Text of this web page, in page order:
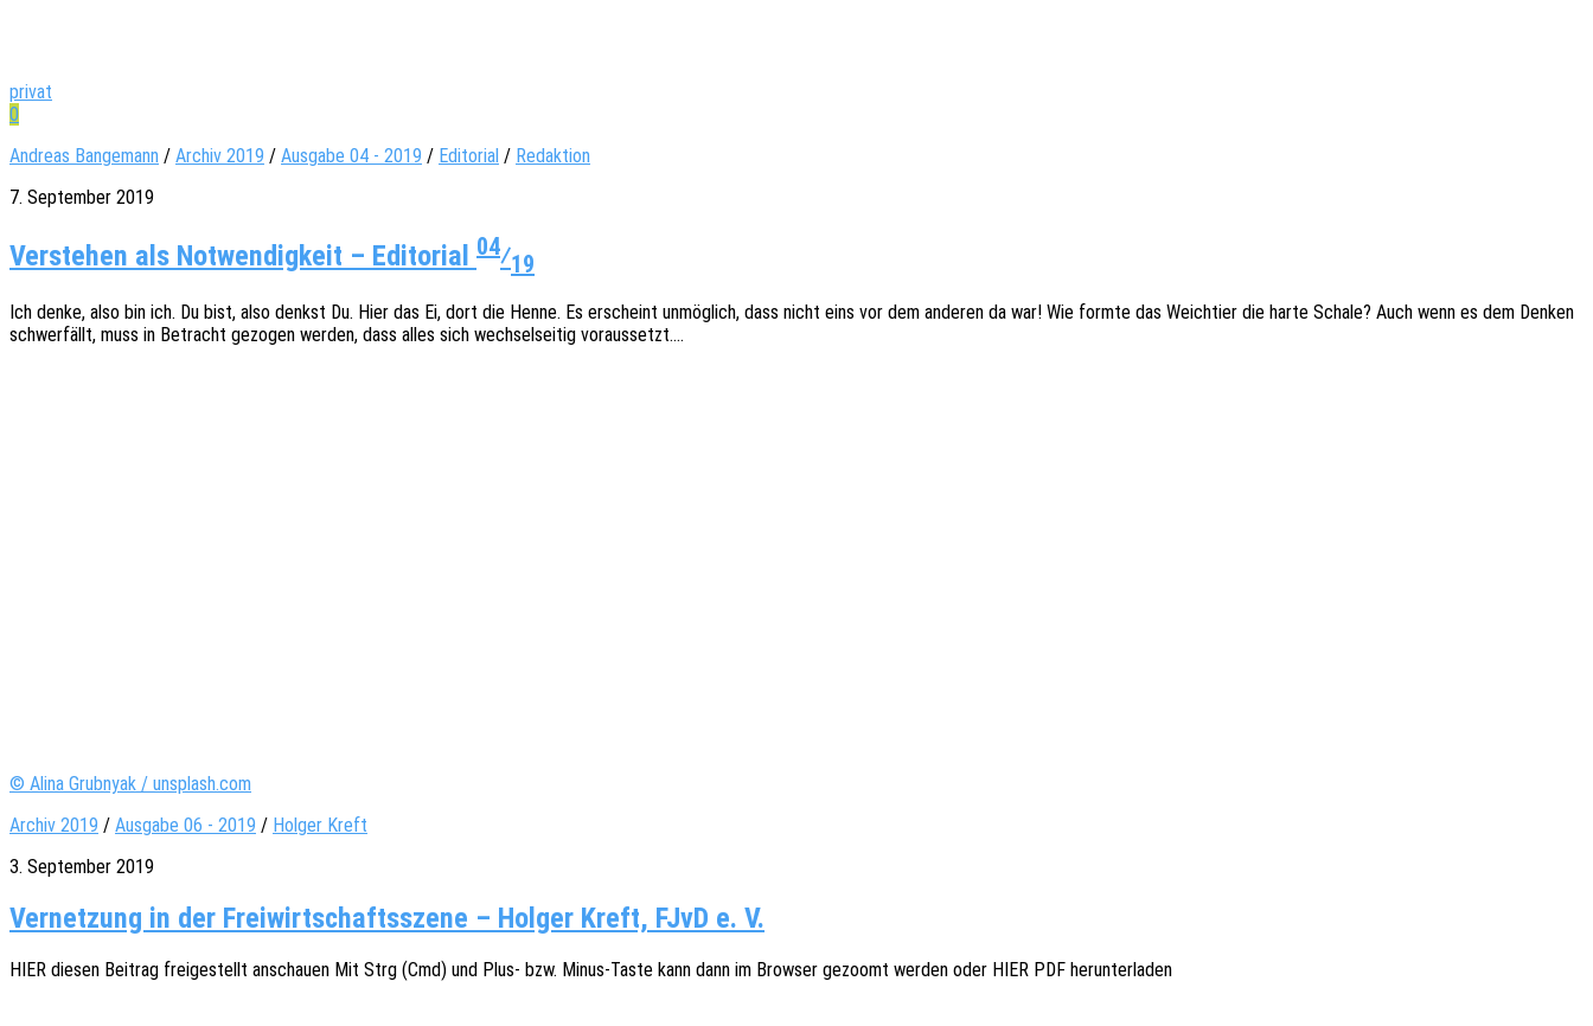
privat
0
Andreas Bangemann / Archiv 2019 / Ausgabe 04 - 2019 / Editorial / Redaktion
7. September 2019
Verstehen als Notwendigkeit – Editorial 04⁄19
Ich denke, also bin ich. Du bist, also denkst Du. Hier das Ei, dort die Henne. Es erscheint unmög­lich, dass nicht eins vor dem ande­ren da war! Wie formte das Weich­tier die harte Schale? Auch wenn es dem Denken
schwer­fällt, muss in Betracht gezo­gen werden, dass alles sich wech­sel­sei­tig voraussetzt.…
© Alina Grubnyak / unsplash.com
Archiv 2019 / Ausgabe 06 - 2019 / Holger Kreft
3. September 2019
Vernetzung in der Freiwirtschaftsszene – Holger Kreft, FJvD e. V.
HIER diesen Beitrag frei­ge­stellt anschau­en Mit Strg (Cmd) und Plus- bzw. Minus-Taste kann dann im Brow­ser gezoomt werden oder HIER PDF herunterladen